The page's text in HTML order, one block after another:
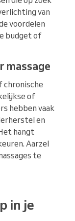
van
voordelen
budget of
massage
chronische
of
hebben vaak
en
hangt
Aarzel
te
in je